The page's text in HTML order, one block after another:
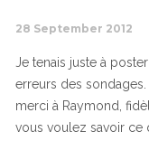
28 September 2012
Je tenais juste à
erreurs des
merci à Raymond,
vous voulez savoir ce